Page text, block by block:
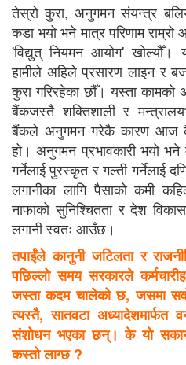
तेस्रो कुरा, अनुगमन संयन्त्र
कडा भयो भने मात्र परिणाम
'विद्युत् नियमन आयोग' खोल्यौँ।
हामीले अहिले प्रसारण लाइन र
कुरा गरिरहेका छौँ। यस्ता कामको
बैंकजस्तै शक्तिशाली र
बैंकले अनुगमन गरेकै कारण आज
हो। अनुगमन प्रभावकारी भयो भने
गर्नेलाई पुरस्कृत र गल्ती गर्नेलाई
लगानीका लागि पैसाको कमी
नाफाको सुनिश्चितता र देश
लगानी स्वतः आउँछ।
तपाईंले कानुनी जटिलता र
पछिल्लो समय सरकारले
जस्ता कदम चालेको छ, जसमा
त्यस्तै, सातवटा
संशोधन भएका छन्। के यो
कस्तो लाग्छ ?